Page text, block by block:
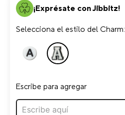
¡Exprésate con Jibbitz!
Selecciona el estilo del Charm:
Escribe para agregar